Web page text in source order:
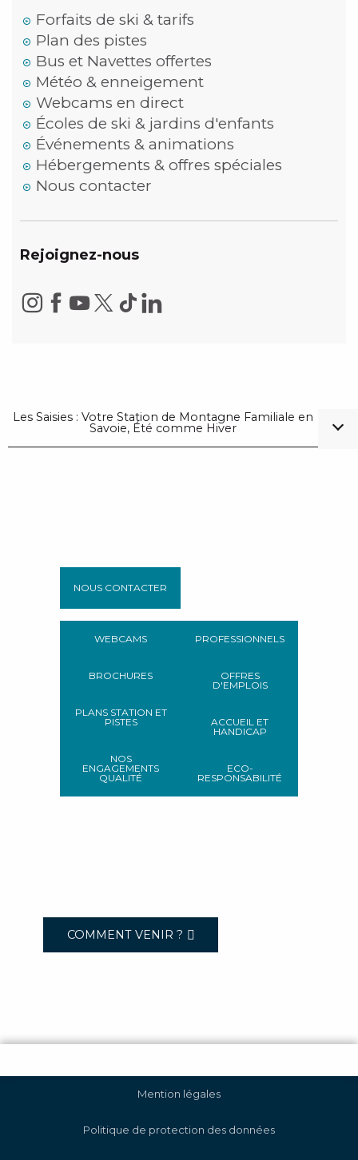
Forfaits de ski & tarifs
Plan des pistes
Bus et Navettes offertes
Météo & enneigement
Webcams en direct
Écoles de ski & jardins d'enfants
Événements & animations
Hébergements & offres spéciales
Nous contacter
Rejoignez-nous
Les Saisies : Votre Station de Montagne Familiale en
Savoie, Été comme Hiver
NOUS CONTACTER
WEBCAMS
BROCHURES
PLANS STATION ET
PISTES
NOS
ENGAGEMENTS
QUALITÉ
PROFESSIONNELS
OFFRES
D'EMPLOIS
ACCUEIL ET
HANDICAP
ECO-
RESPONSABILITÉ
COMMENT VENIR ?
Mention légales
Politique de protection des données